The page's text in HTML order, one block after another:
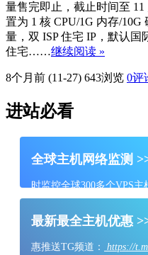
量售完即止，截止时间至 11
置为 1 核 CPU/1G 内存/10G
量，双 ISP 住宅 IP，默认国
住宅……继续阅读 »
8个月前 (11-27) 643浏览 0评
进站必看
全球主机网络监测
时监控全球300多个VPS主
最新最全主机优惠
惠推送TG频道：
https://